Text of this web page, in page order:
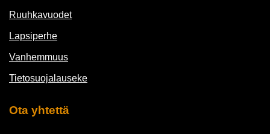
Ruuhkavuodet
Lapsiperhe
Vanhemmuus
Tietosuojalauseke
Ota yhtettä